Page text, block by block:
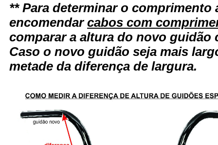
** Para determinar o comprimento
encomendarcabos com
comparar a altura do novo
Caso o novo guidão seja mais
metade da diferença de largura.